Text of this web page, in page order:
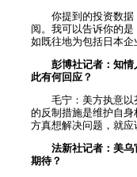
你提到的投资数
阅。我可以告诉你的
如既往地为包括日本企
彭博社记者：知
此有何回应？
毛宁：美方执意
的反制措施是维护自
方真想解决问题，就应
法新社记者：美
期待？